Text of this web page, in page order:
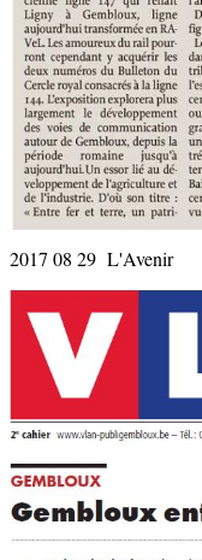
2017 08 29 L'Avenir